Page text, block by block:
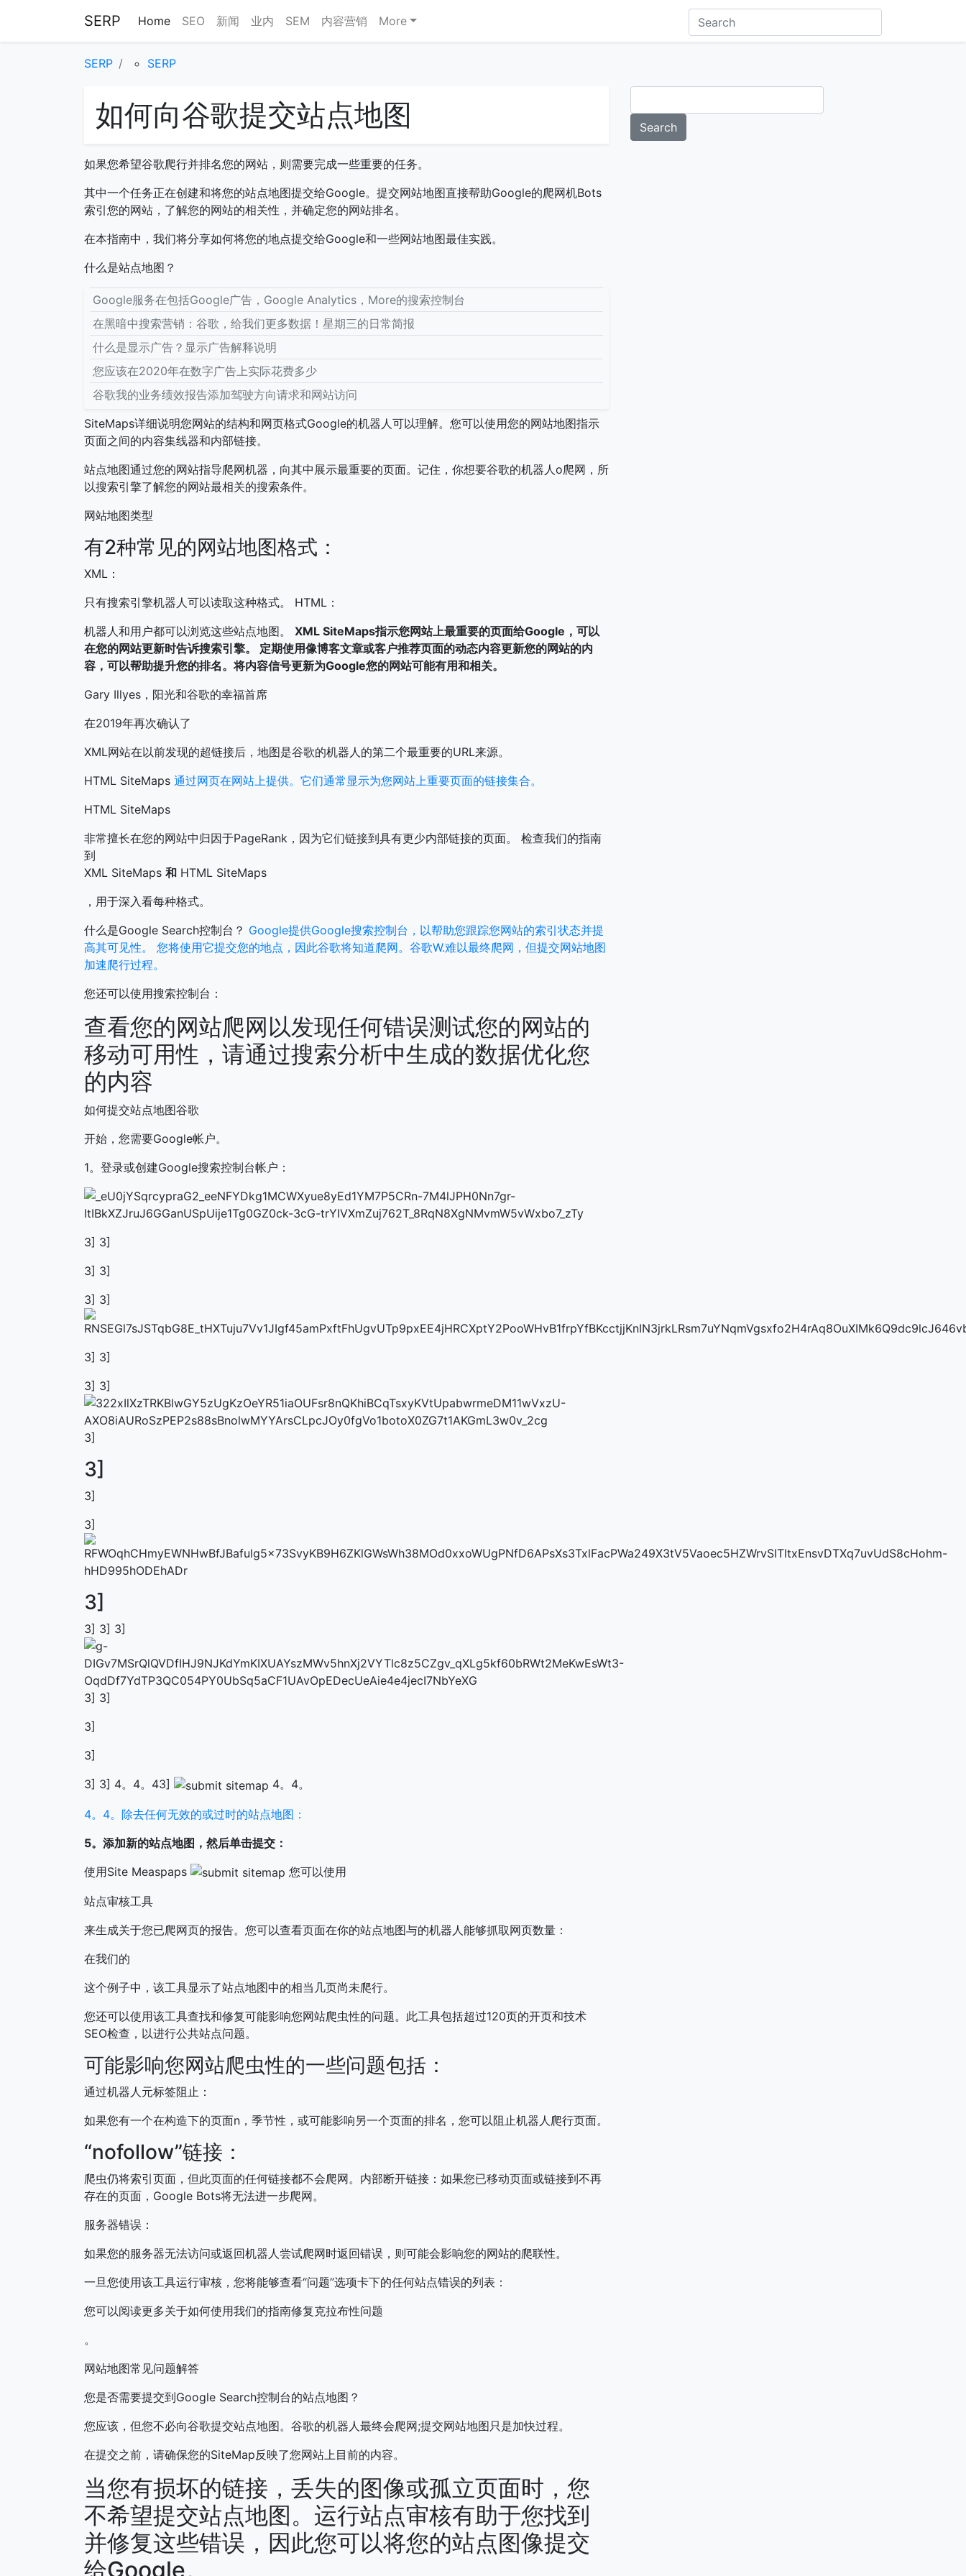
SERP Home SEO 新闻 业内 SEM 内容营销 More
SERP SERP
如何向谷歌提交站点地图
如果您希望谷歌爬行并排名您的网站，则需要完成一些重要的任务。
其中一个任务正在创建和将您的站点地图提交给Google。提交网站地图直接帮助Google的爬网机Bots
索引您的网站，了解您的网站的相关性，并确定您的网站排名。
在本指南中，我们将分享如何将您的地点提交给Google和一些网站地图最佳实践。
什么是站点地图？
Google服务在包括Google广告，Google Analytics，More的搜索控制台
在黑暗中搜索营销：谷歌，给我们更多数据！星期三的日常简报
什么是显示广告？显示广告解释说明
您应该在2020年在数字广告上实际花费多少
谷歌我的业务绩效报告添加驾驶方向请求和网站访问
SiteMaps详细说明您网站的结构和网页格式Google的机器人可以理解。您可以使用您的网站地图指示
页面之间的内容集线器和内部链接。
站点地图通过您的网站指导爬网机器，向其中展示最重要的页面。记住，你想要谷歌的机器人o爬网，所
以搜索引擎了解您的网站最相关的搜索条件。
网站地图类型
有2种常见的网站地图格式：
XML：
只有搜索引擎机器人可以读取这种格式。 HTML：
机器人和用户都可以浏览这些站点地图。 XML SiteMaps指示您网站上最重要的页面给Google，可以
在您的网站更新时告诉搜索引擎。 定期使用像博客文章或客户推荐页面的动态内容更新您的网站的内
容，可以帮助提升您的排名。将内容信号更新为Google您的网站可能有用和相关。
Gary Illyes，阳光和谷歌的幸福首席
在2019年再次确认了
XML网站在以前发现的超链接后，地图是谷歌的机器人的第二个最重要的URL来源。
HTML SiteMaps 通过网页在网站上提供。它们通常显示为您网站上重要页面的链接集合。
HTML SiteMaps
非常擅长在您的网站中归因于PageRank，因为它们链接到具有更少内部链接的页面。 检查我们的指南
到
XML SiteMaps 和 HTML SiteMaps
，用于深入看每种格式。
什么是Google Search控制台？ Google提供Google搜索控制台，以帮助您跟踪您网站的索引状态并提
高其可见性。 您将使用它提交您的地点，因此谷歌将知道爬网。谷歌W.难以最终爬网，但提交网站地图
加速爬行过程。
您还可以使用搜索控制台：
查看您的网站爬网以发现任何错误测试您的网站的
移动可用性，请通过搜索分析中生成的数据优化您
的内容
如何提交站点地图谷歌
开始，您需要Google帐户。
1。登录或创建Google搜索控制台帐户：
3] 3]
3] 3]
3] 3]
3] 3]
3] 3]
3]
3]
3]
3]
3]
3] 3] 3]
3] 3]
3]
3]
3] 3] 4。4。43]
4。4。
4。4。除去任何无效的或过时的站点地图：
5。添加新的站点地图，然后单击提交：
使用Site Measpaps
您可以使用
站点审核工具
来生成关于您已爬网页的报告。您可以查看页面在你的站点地图与的机器人能够抓取网页数量：
在我们的
这个例子中，该工具显示了站点地图中的相当几页尚未爬行。
您还可以使用该工具查找和修复可能影响您网站爬虫性的问题。此工具包括超过120页的开页和技术
SEO检查，以进行公共站点问题。
可能影响您网站爬虫性的一些问题包括：
通过机器人元标签阻止：
如果您有一个在构造下的页面n，季节性，或可能影响另一个页面的排名，您可以阻止机器人爬行页面。
“nofollow”链接：
爬虫仍将索引页面，但此页面的任何链接都不会爬网。内部断开链接：如果您已移动页面或链接到不再
存在的页面，Google Bots将无法进一步爬网。
服务器错误：
如果您的服务器无法访问或返回机器人尝试爬网时返回错误，则可能会影响您的网站的爬联性。
一旦您使用该工具运行审核，您将能够查看“问题”选项卡下的任何站点错误的列表：
您可以阅读更多关于如何使用我们的指南修复克拉布性问题
。
网站地图常见问题解答
您是否需要提交到Google Search控制台的站点地图？
您应该，但您不必向谷歌提交站点地图。谷歌的机器人最终会爬网;提交网站地图只是加快过程。
在提交之前，请确保您的SiteMap反映了您网站上目前的内容。
当您有损坏的链接，丢失的图像或孤立页面时，您
不希望提交站点地图。运行站点审核有助于您找到
并修复这些错误，因此您可以将您的站点图像提交
给Google。
Search